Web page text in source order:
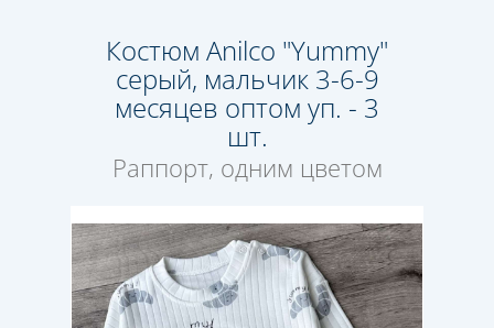
Костюм Anilco "Yummy"
серый, мальчик 3-6-9
месяцев оптом уп. - 3
шт.
Раппорт, одним цветом